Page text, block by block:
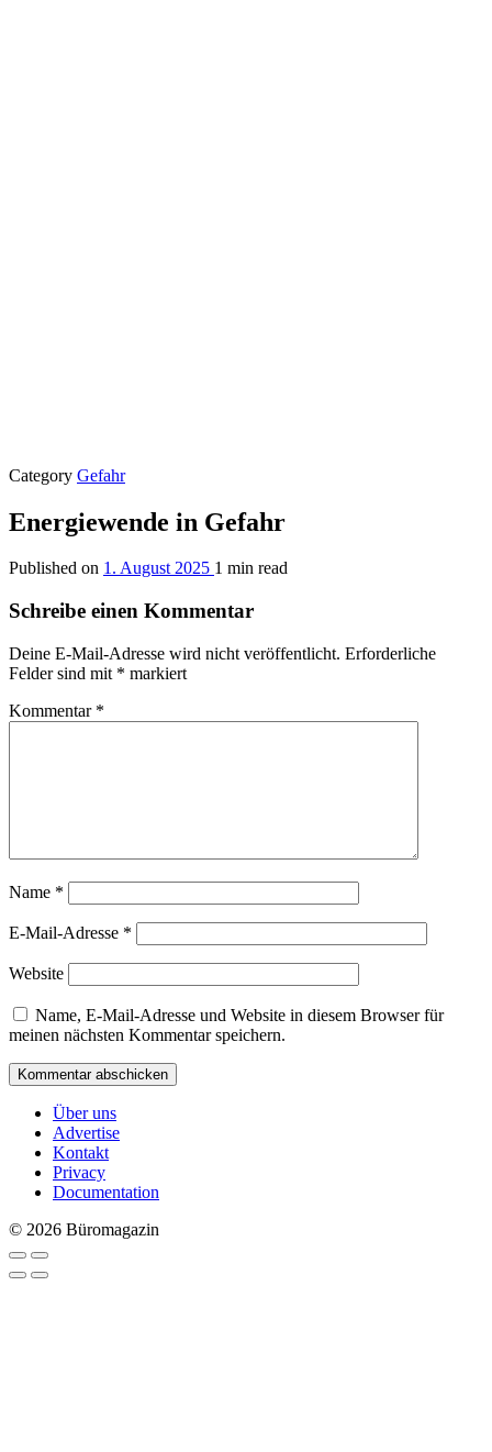
Category Gefahr
Energiewende in Gefahr
Published on 1. August 2025 1 min read
Schreibe einen Kommentar
Deine E-Mail-Adresse wird nicht veröffentlicht. Erforderliche
Felder sind mit * markiert
Kommentar *
Name *
E-Mail-Adresse *
Website
Name, E-Mail-Adresse und Website in diesem Browser für
meinen nächsten Kommentar speichern.
Über uns
Advertise
Kontakt
Privacy
Documentation
© 2026 Büromagazin